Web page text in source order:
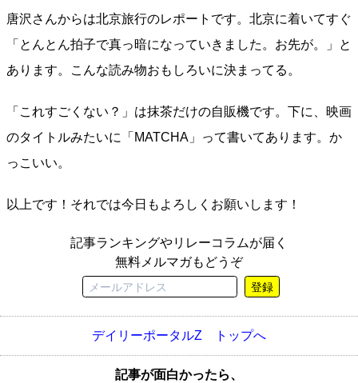
唐沢さんからは北京旅行のレポートです。北京に着いてすぐ
「とんとん拍子で真っ暗になっていきました。お先が。」と
あります。こんな読み物おもしろいに決まってる。
「これすごくない？」は抹茶だけの自販機です。下に、映画
のタイトルみたいに「MATCHA」って書いてあります。か
っこいい。
以上です！それでは今日もよろしくお願いします！
記事ランキングやリレーコラムが届く
無料メルマガもどうぞ
登録
デイリーポータルZ トップへ
記事が面白かったら、